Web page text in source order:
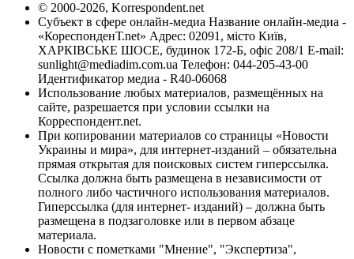
© 2000-2026, Korrespondent.net
Субъект в сфере онлайн-медиа Название онлайн-медиа -
«КореспонденТ.net» Адрес: 02091, місто Київ,
ХАРКІВСЬКЕ ШОСЕ, будинок 172-Б, офіс 208/1 E-mail:
sunlight@mediadim.com.ua Телефон: 044-205-43-00
Идентификатор медиа - R40-06068
Использование любых материалов, размещённых на
сайте, разрешается при условии ссылки на
Корреспондент.net.
При копировании материалов со страницы «Новости
Украины и мира», для интернет-изданий – обязательна
прямая открытая для поисковых систем гиперссылка.
Ссылка должна быть размещена в независимости от
полного либо частичного использования материалов.
Гиперссылка (для интернет- изданий) – должна быть
размещена в подзаголовке или в первом абзаце
материала.
Новости с пометками "Мнение", "Экспертиза",